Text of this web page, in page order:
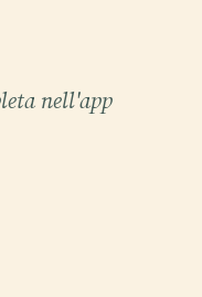
nell'app